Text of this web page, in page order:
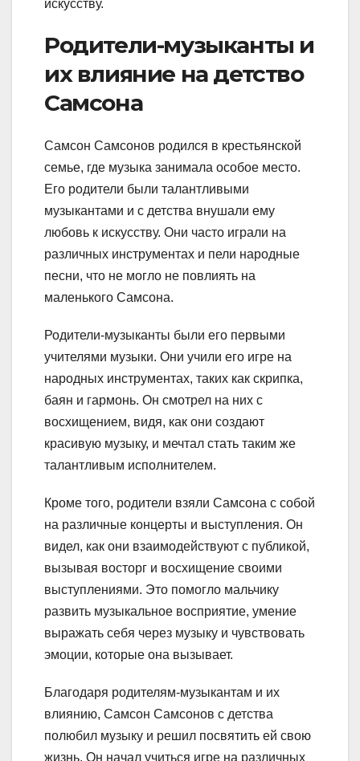
искусству.
Родители-музыканты и
их влияние на детство
Самсона
Самсон Самсонов родился в крестьянской
семье, где музыка занимала особое место.
Его родители были талантливыми
музыкантами и с детства внушали ему
любовь к искусству. Они часто играли на
различных инструментах и пели народные
песни, что не могло не повлиять на
маленького Самсона.
Родители-музыканты были его первыми
учителями музыки. Они учили его игре на
народных инструментах, таких как скрипка,
баян и гармонь. Он смотрел на них с
восхищением, видя, как они создают
красивую музыку, и мечтал стать таким же
талантливым исполнителем.
Кроме того, родители взяли Самсона с собой
на различные концерты и выступления. Он
видел, как они взаимодействуют с публикой,
вызывая восторг и восхищение своими
выступлениями. Это помогло мальчику
развить музыкальное восприятие, умение
выражать себя через музыку и чувствовать
эмоции, которые она вызывает.
Благодаря родителям-музыкантам и их
влиянию, Самсон Самсонов с детства
полюбил музыку и решил посвятить ей свою
жизнь. Он начал учиться игре на различных